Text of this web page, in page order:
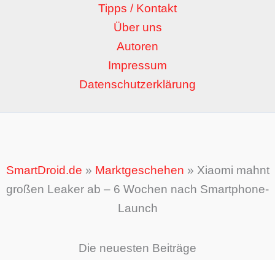
Tipps / Kontakt
Über uns
Autoren
Impressum
Datenschutzerklärung
SmartDroid.de » Marktgeschehen » Xiaomi mahnt
großen Leaker ab – 6 Wochen nach Smartphone-
Launch
Die neuesten Beiträge